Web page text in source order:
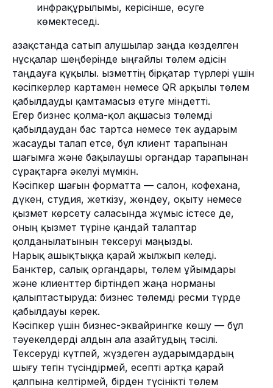
инфрақұрылымы, керісінше, өсуге
көмектеседі.
Қазақстанда сатып алушылар заңда көзделген
нұсқалар шеңберінде ыңғайлы төлем әдісін
таңдауға құқылы. Қызметтің бірқатар түрлері үшін
кәсіпкерлер картамен немесе QR арқылы төлем
қабылдауды қамтамасыз етуге міндетті.
Егер бизнес қолма-қол ақшасыз төлемді
қабылдаудан бас тартса немесе тек аударым
жасауды талап етсе, бұл клиент тарапынан
шағымға және бақылаушы органдар тарапынан
сұрақтарға әкелуі мүмкін.
Кәсіпкер шағын форматта — салон, кофехана,
дүкен, студия, жеткізу, жөндеу, оқыту немесе
қызмет көрсету саласында жұмыс істесе де,
оның қызмет түріне қандай талаптар
қолданылатынын тексеруі маңызды.
Нарық ашықтыққа қарай жылжып келеді.
Банктер, салық органдары, төлем ұйымдары
және клиенттер біртіндеп жаңа норманы
қалыптастыруда: бизнес төлемді ресми түрде
қабылдауы керек.
Кәсіпкер үшін бизнес-эквайрингке көшу — бұл
тәуекелдерді алдын ала азайтудың тәсілі.
Тексеруді күтпей, жүздеген аударымдардың
шығу тегін түсіндірмей, есепті артқа қарай
қалпына келтірмей, бірден түсінікті төлем
Табылған қауіпсіздік мәселелері
туралы хабарлаңыз
is@freedompay.kz
Контактілер
Қазақстан, Алматы қаласы, 050000, БЦ
Кайсар Плаза, Желтоксан 115, 2 қабат
Жұмыс кестесі: 10:00 - 19:00 (GMT+5)
support@freedompay.kz
+7 778 746 38 01
Қазақстан Қазақша
Құжаттар мен саясаттар
ҚМС жадынамасыКомплаенс жедел желі
Тимур Турловтың жедел желісі
© 2026 Freedom Pay
Ұйым PCI DSS стандартының
талаптарына сәйкес келеді
Төлем ұйымының тіркеу нөмірі № 02-
23-153.